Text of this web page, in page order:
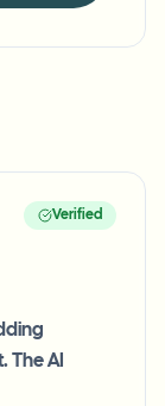
Verified
The AI